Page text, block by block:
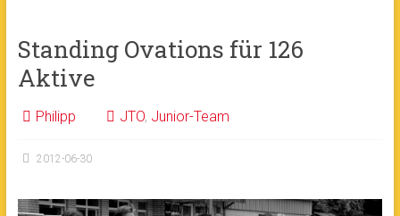
Standing Ovations für 126
Aktive
Philipp JTO, Junior-Team
2012-06-30